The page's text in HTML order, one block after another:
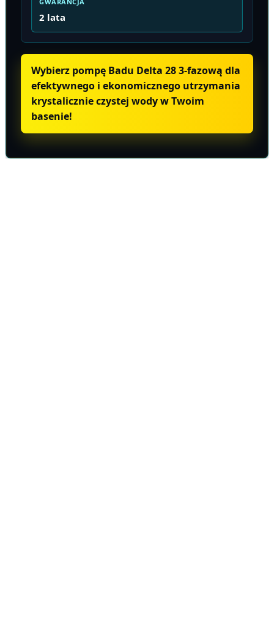
2 lata
Wybierz pompę Badu Delta 28 3-fazową dla
efektywnego i ekonomicznego utrzymania
krystalicznie czystej wody w Twoim
basenie!